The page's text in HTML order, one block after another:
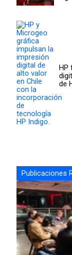
HP
de
Publicaciones